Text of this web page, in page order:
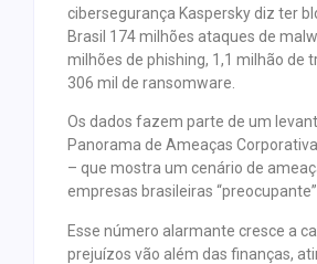
cibersegurança Kaspersky diz ter
Brasil 174 milhões ataques de
milhões de phishing, 1,1 milhão de
306 mil de ransomware.
Os dados fazem parte de um
Panorama de Ameaças
– que mostra um cenário de
empresas brasileiras
Esse número alarmante cresce a
prejuízos vão além das finanças,